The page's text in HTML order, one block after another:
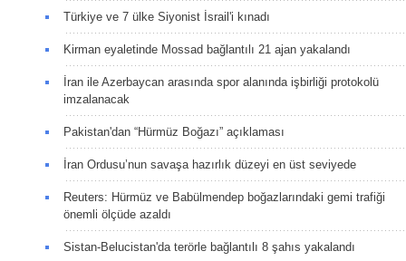
Türkiye ve 7 ülke Siyonist İsrail'i kınadı
Kirman eyaletinde Mossad bağlantılı 21 ajan yakalandı
İran ile Azerbaycan arasında spor alanında işbirliği protokolü
imzalanacak
Pakistan'dan “Hürmüz Boğazı” açıklaması
İran Ordusu’nun savaşa hazırlık düzeyi en üst seviyede
Reuters: Hürmüz ve Babülmendep boğazlarındaki gemi trafiği
önemli ölçüde azaldı
Sistan-Belucistan'da terörle bağlantılı 8 şahıs yakalandı